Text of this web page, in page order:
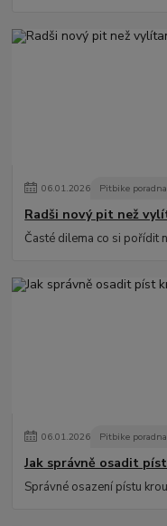
06.01.2026 Pitbike poradna
Radši nový pit než
Časté dilema co si pořídit
06.01.2026 Pitbike poradna
Jak správně osadit
Správné osazení pístu